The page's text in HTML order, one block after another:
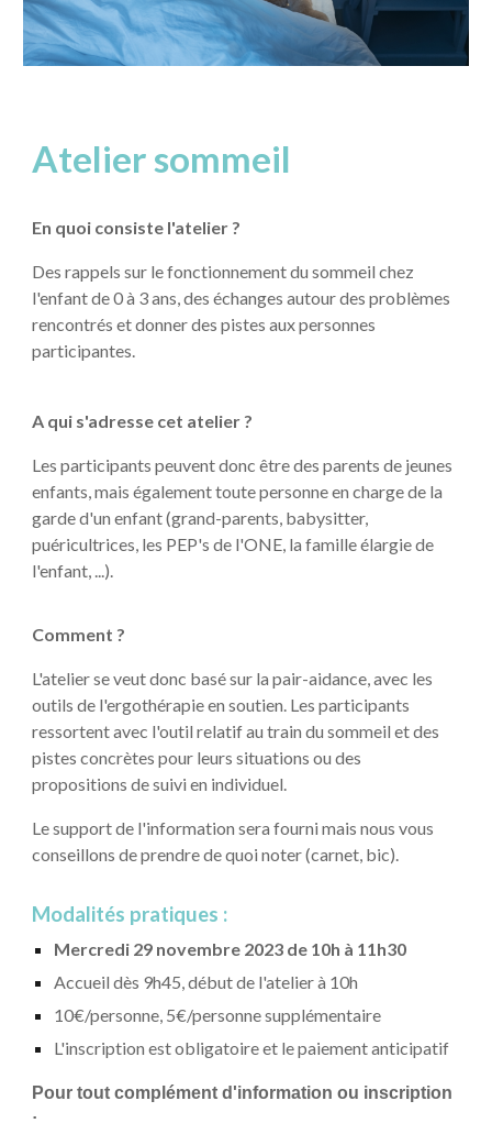
Atelier sommeil
En quoi consiste l'atelier ?
Des rappels sur le fonctionnement du sommeil chez
l'enfant de 0 à 3 ans, des échanges autour des problèmes
rencontrés et donner des pistes aux personnes
participantes.
A qui s'adresse cet atelier ?
Les participants peuvent donc être des parents de jeunes
enfants, mais également toute personne en charge de la
garde d'un enfant (grand-parents, babysitter,
puéricultrices, les PEP's de l'ONE, la famille élargie de
l'enfant, ...).
Comment ?
L'atelier se veut donc basé sur la pair-aidance, avec les
outils de l'ergothérapie en soutien. Les participants
ressortent avec l'outil relatif au train du sommeil et des
pistes concrètes pour leurs situations ou des
propositions de suivi en individuel.
Le support de l'information sera fourni mais nous vous
conseillons de prendre de quoi noter (carnet, bic).
Modalités pratiques :
Mercredi 29 novembre 2023 de 10h à 11h30
Accueil dès 9h45, début de l'atelier à 10h
10€/personne , 5€/personne supplémentaire
L'inscription est obligatoireet lepaiement anticipatif
Pour tout complément d'information ou inscription